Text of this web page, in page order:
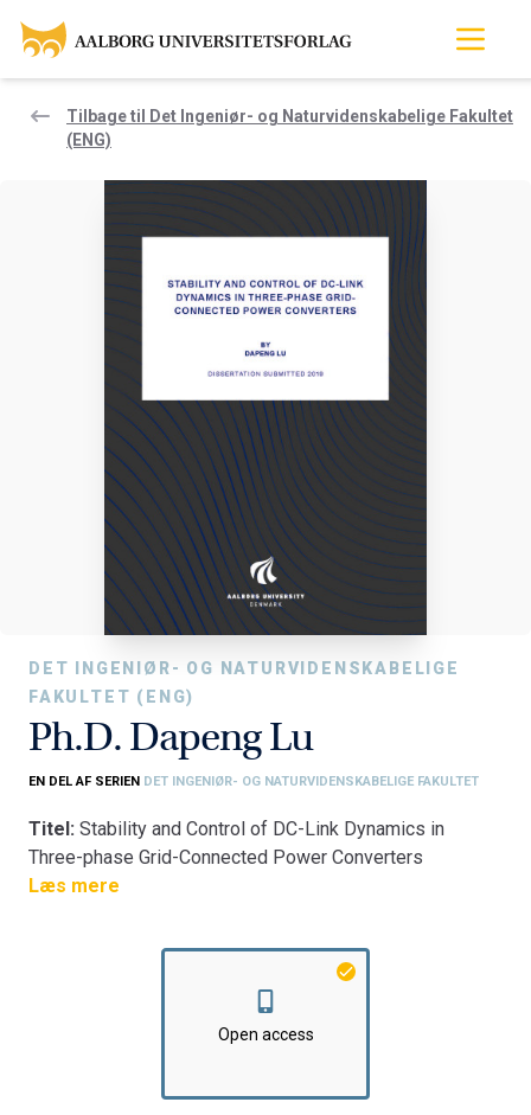
Tilbage til Det Ingeniør- og Naturvidenskabelige Fakultet
(ENG)
DET INGENIØR- OG NATURVIDENSKABELIGE
FAKULTET (ENG)
Ph.D. Dapeng Lu
EN DEL AF SERIEN DET INGENIØR- OG NATURVIDENSKABELIGE FAKULTET
Titel: Stability and Control of DC-Link Dynamics in
Three-phase Grid-Connected Power Converters
Fakultet:Det Ingeniør- og Naturvidenskabelige Fakultet
Læs mere
Open access